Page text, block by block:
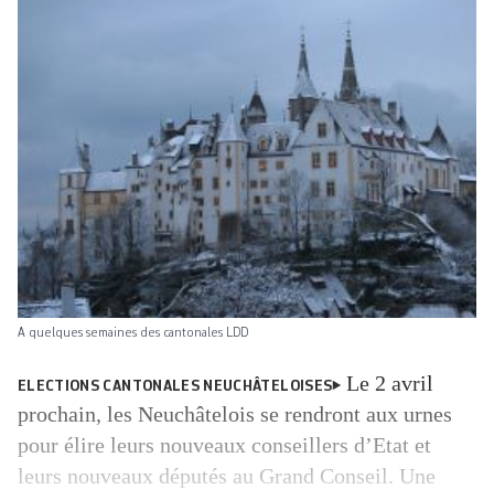
A quelques semaines des cantonales LDD
ELECTIONS CANTONALES NEUCHÂTELOISES
Le 2 avril
prochain, les Neuchâtelois se rendront aux urnes
pour élire leurs nouveaux conseillers d’Etat et
leurs nouveaux députés au Grand Conseil. Une